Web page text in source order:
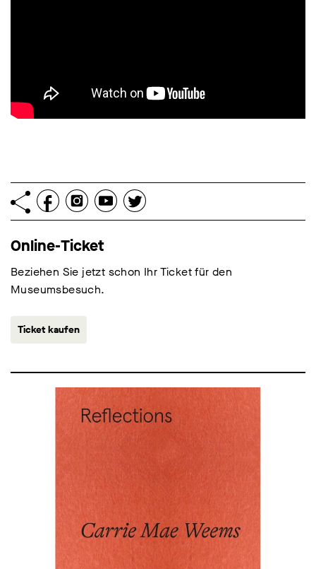
Online-Ticket
Beziehen Sie jetzt schon Ihr Ticket für den
Museumsbesuch.
Ticket kaufen